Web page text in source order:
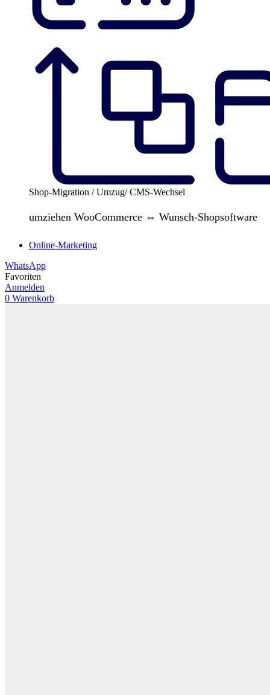
Shop-Migration / Umzug/ CMS-Wechsel
umziehen WooCommerce ⇔ Wunsch-Shopsoftware
Online-Marketing
WhatsApp
Favoriten
Anmelden
0 Warenkorb